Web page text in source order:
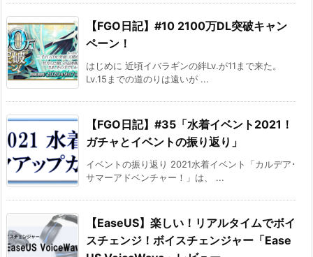
【FGO日記】#10 2100万DL突破キャン
ペーン！
はじめに 近頃イバラギンの絆Lv.が11まで来た。
Lv.15までの道のりは遠いが ...
【FGO日記】#35「水着イベント2021！
ガチャとイベントの振り返り」
イベントの振り返り 2021水着イベント「カルデア･
サマーアドベンチャー！」は、 ...
【EaseUS】楽しい！リアルタイムでボイ
スチェンジ！ボイスチェンジャー「Ease